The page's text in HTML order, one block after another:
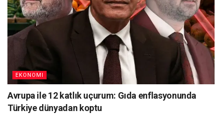
EKONOMI
Avrupa ile 12 katlık uçurum: Gıda enflasyonunda
Türkiye dünyadan koptu